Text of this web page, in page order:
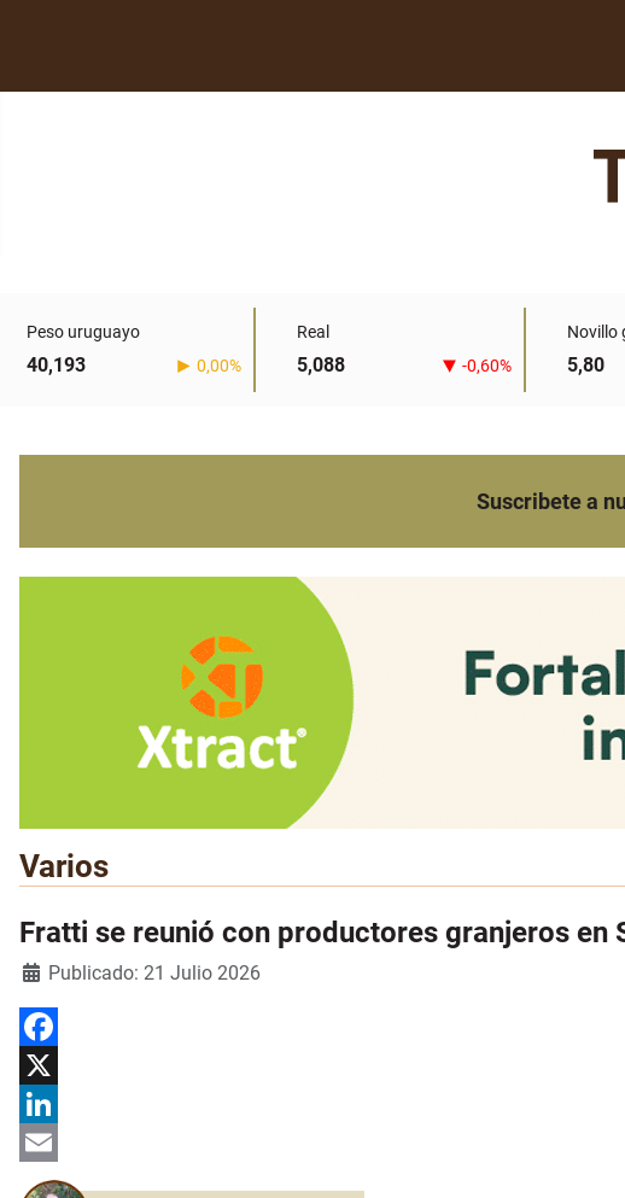
Peso uruguayo
40,193 0,00%
Real
5,088 -0,60%
Novillo
5,80
Suscribete a
Varios
Fratti se reunió con productores granjeros en
DetallesPublicado: 21 Julio 2026
Facebook
X
LinkedIn
Email